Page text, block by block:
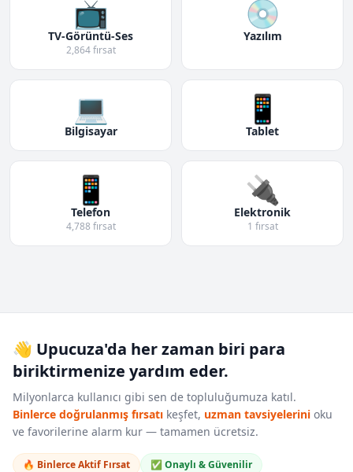
📺
TV-Görüntü-Ses
2,864 fırsat
💿
Yazılım
💻
Bilgisayar
📱
Tablet
📱
Telefon
4,788 fırsat
🔌
Elektronik
1 fırsat
👋 Upucuza'da her zaman biri para
biriktirmenize yardım eder.
Milyonlarca kullanıcı gibi sen de topluluğumuza katıl.
Binlerce doğrulanmış fırsatı keşfet, uzman tavsiyelerini oku
ve favorilerine alarm kur — tamamen ücretsiz.
🔥 Binlerce Aktif Fırsat
✅ Onaylı & Güvenilir